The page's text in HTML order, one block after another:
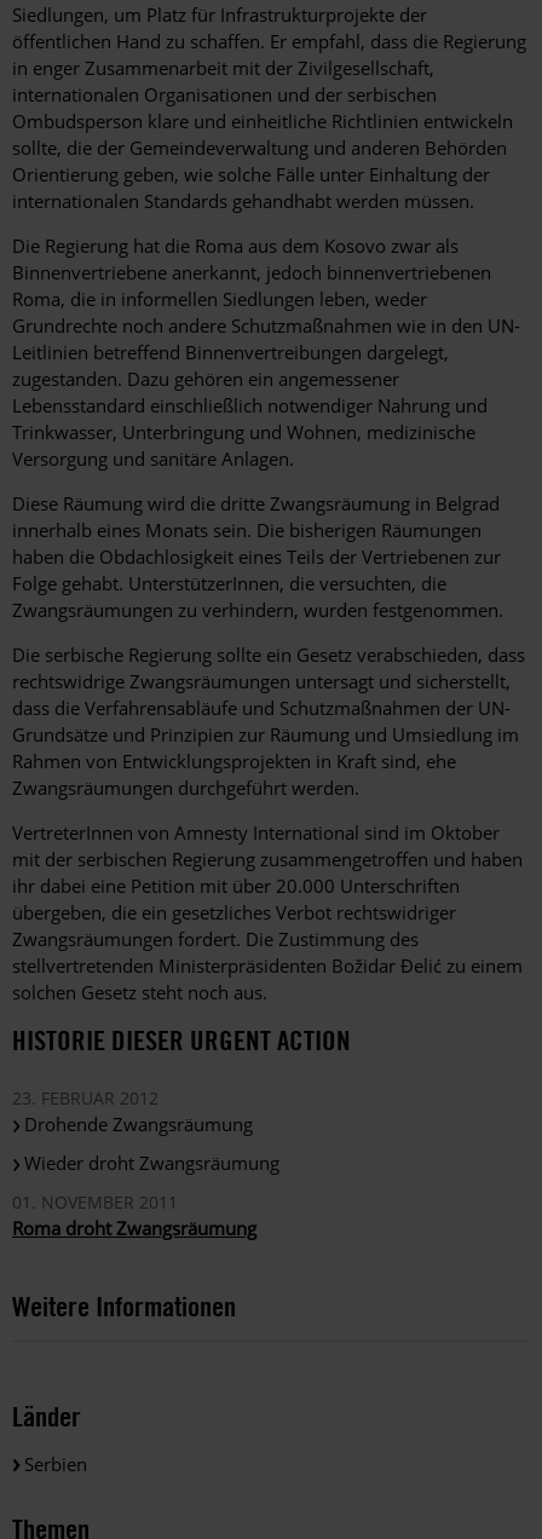
Siedlungen, um Platz für Infrastrukturprojekte der
öffentlichen Hand zu schaffen. Er empfahl, dass die Regierung
in enger Zusammenarbeit mit der Zivilgesellschaft,
internationalen Organisationen und der serbischen
Ombudsperson klare und einheitliche Richtlinien entwickeln
sollte, die der Gemeindeverwaltung und anderen Behörden
Orientierung geben, wie solche Fälle unter Einhaltung der
internationalen Standards gehandhabt werden müssen.
Die Regierung hat die Roma aus dem Kosovo zwar als
Binnenvertriebene anerkannt, jedoch binnenvertriebenen
Roma, die in informellen Siedlungen leben, weder
Grundrechte noch andere Schutzmaßnahmen wie in den UN-
Leitlinien betreffend Binnenvertreibungen dargelegt,
zugestanden. Dazu gehören ein angemessener
Lebensstandard einschließlich notwendiger Nahrung und
Trinkwasser, Unterbringung und Wohnen, medizinische
Versorgung und sanitäre Anlagen.
Diese Räumung wird die dritte Zwangsräumung in Belgrad
innerhalb eines Monats sein. Die bisherigen Räumungen
haben die Obdachlosigkeit eines Teils der Vertriebenen zur
Folge gehabt. UnterstützerInnen, die versuchten, die
Zwangsräumungen zu verhindern, wurden festgenommen.
Die serbische Regierung sollte ein Gesetz verabschieden, dass
rechtswidrige Zwangsräumungen untersagt und sicherstellt,
dass die Verfahrensabläufe und Schutzmaßnahmen der UN-
Grundsätze und Prinzipien zur Räumung und Umsiedlung im
Rahmen von Entwicklungsprojekten in Kraft sind, ehe
Zwangsräumungen durchgeführt werden.
VertreterInnen von Amnesty International sind im Oktober
mit der serbischen Regierung zusammengetroffen und haben
ihr dabei eine Petition mit über 20.000 Unterschriften
übergeben, die ein gesetzliches Verbot rechtswidriger
Zwangsräumungen fordert. Die Zustimmung des
stellvertretenden Ministerpräsidenten Božidar Đelić zu einem
solchen Gesetz steht noch aus.
HISTORIE DIESER URGENT ACTION
23. FEBRUAR 2012
Drohende Zwangsräumung
Wieder droht Zwangsräumung
01. NOVEMBER 2011
Roma droht Zwangsräumung
Weitere Informationen
Länder
Serbien
Themen